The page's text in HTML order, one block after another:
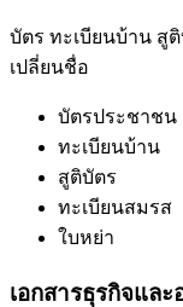
บัตร ทะเบียนบ้าน สู
เปลี่ยนชื่อ
บัตรประชาชน
ทะเบียนบ้าน
สูติบัตร
ทะเบียนสมรส
ใบหย่า
เอกสารธุรกิจและ